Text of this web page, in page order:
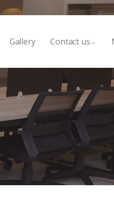
Gallery Contact us